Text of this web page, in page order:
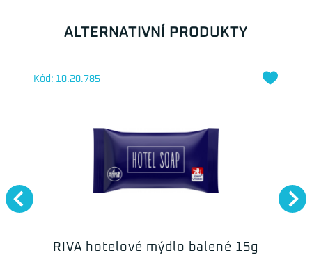
ALTERNATIVNÍ PRODUKTY
RIVA hotelové mýdlo balené 15g
Kód: 10.20.785